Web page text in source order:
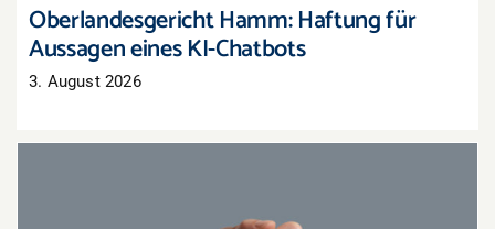
Oberlandesgericht Hamm: Haftung für
Aussagen eines KI-Chatbots
3. August 2026